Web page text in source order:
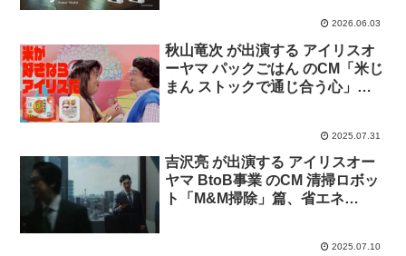
2026.06.03
秋山竜次 が出演する アイリスオ
ーヤマ パックごはん のCM「米じ
まん ストックで通じ合う心」篇
2025.07.31
吉沢亮 が出演する アイリスオー
ヤマ BtoB事業 のCM 清掃ロボッ
ト「M&M掃除」篇、省エネ
2025.07.10